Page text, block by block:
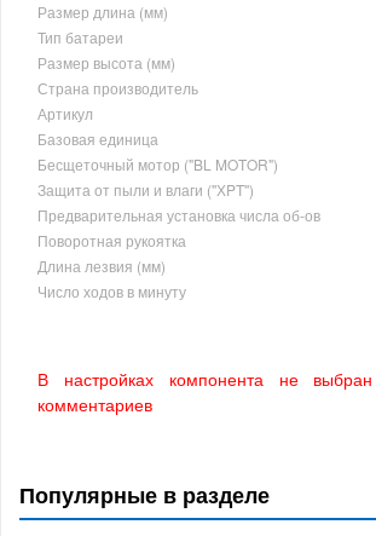
Размер длина (мм)
Тип батареи
Размер высота (мм)
Страна производитель
Артикул
Базовая единица
Бесщеточный мотор ("BL MOTOR")
Защита от пыли и влаги (''ХPT'')
Предварительная установка числа об-ов
Поворотная рукоятка
Длина лезвия (мм)
Число ходов в минуту
В настройках компонента не
комментариев
Популярные в разделе